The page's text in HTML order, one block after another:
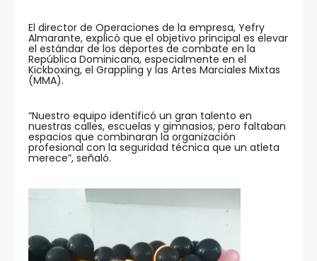
El director de Operaciones de la empresa, Yefry
Almarante, explicó que el objetivo principal es elevar
el estándar de los deportes de combate en la
República Dominicana, especialmente en el
Kickboxing, el Grappling y las Artes Marciales Mixtas
(MMA).
“Nuestro equipo identificó un gran talento en
nuestras calles, escuelas y gimnasios, pero faltaban
espacios que combinaran la organización
profesional con la seguridad técnica que un atleta
merece”, señaló.